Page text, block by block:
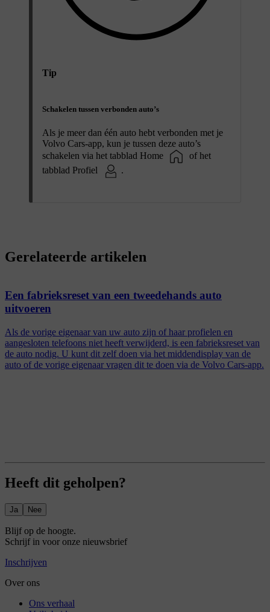
Tip
Schakelen tussen verbonden auto’s
Als je meer dan één auto hebt verbonden met je
Volvo Cars-app, kun je tussen deze auto’s
schakelen via het tabblad Home
of het
tabblad Profiel
.
Gerelateerde artikelen
Een fabrieksreset van een tweedehands auto
uitvoeren
Als de vorige eigenaar van uw auto zijn of haar profielen en
aangesloten telefoons niet heeft verwijderd, is een fabrieksreset van
de auto nodig. U kunt dit zelf doen via het middendisplay van de
auto of de vorige eigenaar vragen dit te doen via de Volvo Cars-app.
Heeft dit geholpen?
Ja Nee